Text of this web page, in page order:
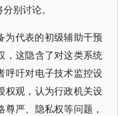
别讨论。
为代表的初级辅助干预
，这隐含了对这类系统
呼吁对电子技术监控设
权观，认为行政机关设
严、隐私权等问题，